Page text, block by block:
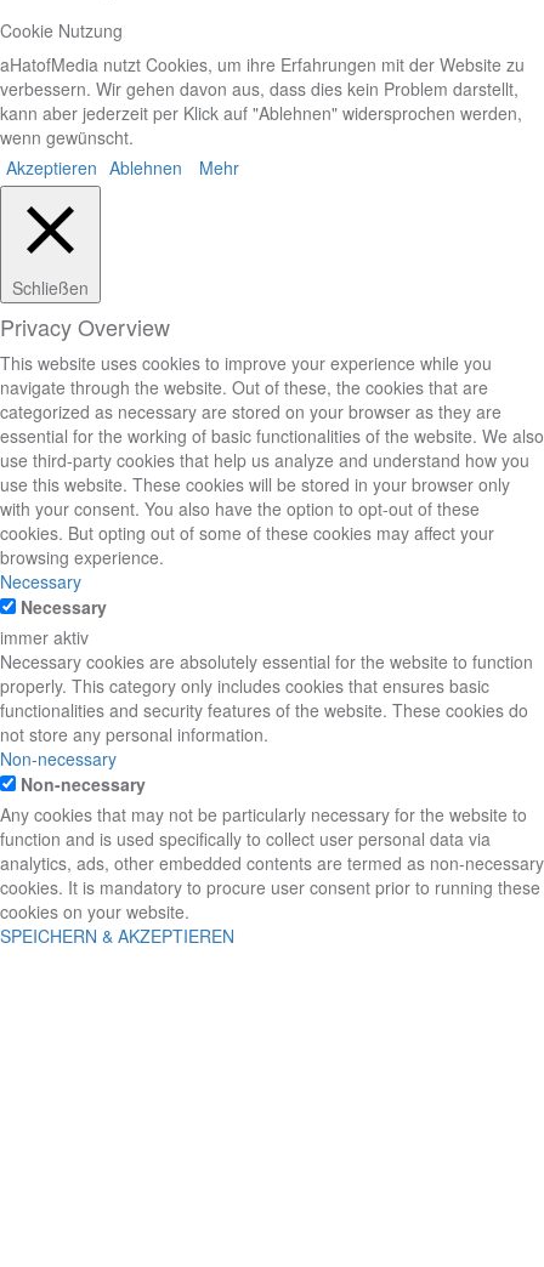
Cookie Nutzung
aHatofMedia nutzt Cookies, um ihre Erfahrungen mit der Website zu
verbessern. Wir gehen davon aus, dass dies kein Problem darstellt,
kann aber jederzeit per Klick auf "Ablehnen" widersprochen werden,
wenn gewünscht.
Akzeptieren Ablehnen Mehr
Schließen
Privacy Overview
This website uses cookies to improve your experience while you
navigate through the website. Out of these, the cookies that are
categorized as necessary are stored on your browser as they are
essential for the working of basic functionalities of the website. We also
use third-party cookies that help us analyze and understand how you
use this website. These cookies will be stored in your browser only
with your consent. You also have the option to opt-out of these
cookies. But opting out of some of these cookies may affect your
browsing experience.
Necessary
Necessary
immer aktiv
Necessary cookies are absolutely essential for the website to function
properly. This category only includes cookies that ensures basic
functionalities and security features of the website. These cookies do
not store any personal information.
Non-necessary
Non-necessary
Any cookies that may not be particularly necessary for the website to
function and is used specifically to collect user personal data via
analytics, ads, other embedded contents are termed as non-necessary
cookies. It is mandatory to procure user consent prior to running these
cookies on your website.
SPEICHERN & AKZEPTIEREN